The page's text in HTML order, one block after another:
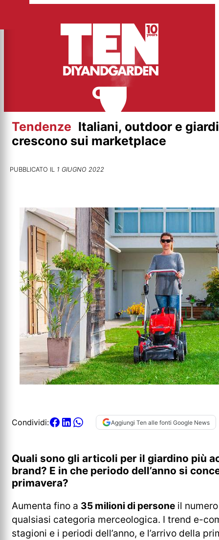
contenuto
Tendenze Italiani, outdoor e
crescono sui marketplace
PUBBLICATO IL 1 GIUGNO 2022
Condividi: Aggiungi Ten alle fonti Google News
Quali sono gli articoli per il giardino più
brand? E in che periodo dell’anno si
primavera?
Aumenta fino a 35 milioni di persone il
qualsiasi categoria merceologica. I trend e-
stagioni e i periodi dell’anno, e l’arrivo della